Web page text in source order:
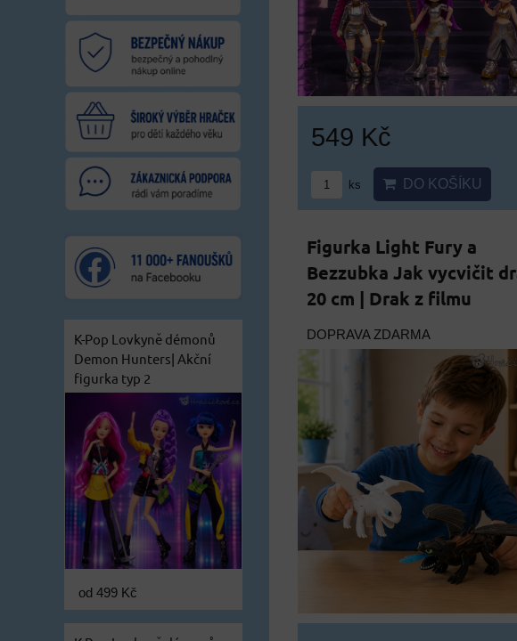
549 Kč
ks DO KOŠÍKU
Figurka Light Fury a
Bezzubka Jak vycvičit
20 cm | Drak z filmu
DOPRAVA ZDARMA
K-Pop Lovkyně démonů
Demon Hunters| Akční
figurka typ 2
od 499 Kč